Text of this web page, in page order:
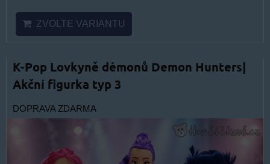
ZVOLTE VARIANTU
K-Pop Lovkyně démonů Demon Hunters|
Akční figurka typ 3
DOPRAVA ZDARMA